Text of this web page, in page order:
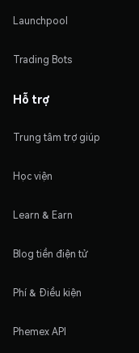
Launchpool
Trading Bots
Hỗ trợ
Trung tâm trợ giúp
Học viện
Learn & Earn
Blog tiền điện tử
Phí & Điều kiện
Phemex API